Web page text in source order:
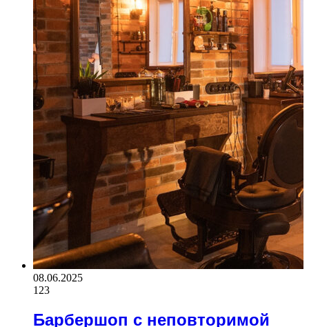
08.06.2025
123
Барбершоп с неповторимой